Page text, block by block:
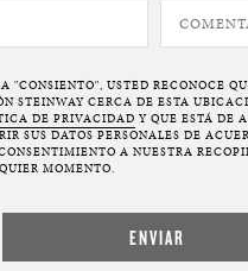
USTED RECONOCE
STEINWAY CERCA DE ESTA
DE PRIVACIDAD Y QUE ESTÁ DE
SUS DATOS PERSONALES DE
A NUESTRA
MOMENTO.